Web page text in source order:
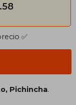
✅
Pichincha.